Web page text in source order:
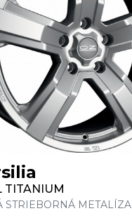
TITANIUM
STRIEBORNÁ METALÍZA